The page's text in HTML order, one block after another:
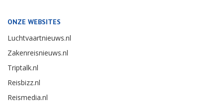
ONZE WEBSITES
Luchtvaartnieuws.nl
Zakenreisnieuws.nl
Triptalk.nl
Reisbizz.nl
Reismedia.nl